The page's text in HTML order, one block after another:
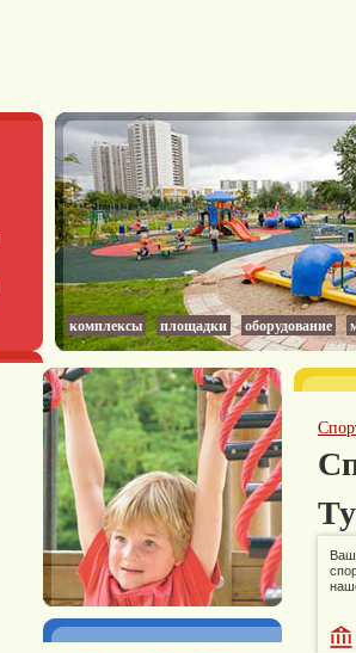
комплексы площадки оборудование
Ваш